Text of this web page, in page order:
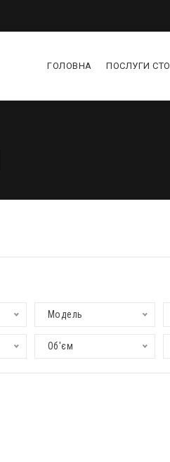
ГОЛОВНА ПОСЛУГИ СТО
Модель
Об'єм